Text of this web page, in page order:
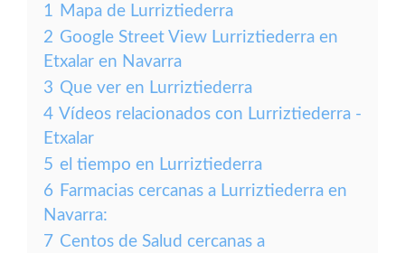
1 Mapa de Lurriztiederra
2 Google Street View Lurriztiederra en
Etxalar en Navarra
3 Que ver en Lurriztiederra
4 Vídeos relacionados con Lurriztiederra -
Etxalar
5 el tiempo en Lurriztiederra
6 Farmacias cercanas a Lurriztiederra en
Navarra:
7 Centos de Salud cercanas a